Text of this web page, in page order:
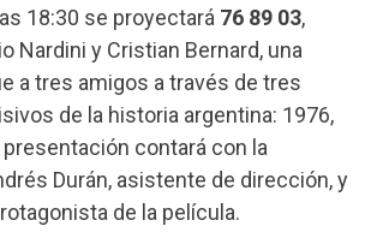
18:30 se proyectará 76 89 03,
Nardini y Cristian Bernard, una
a tres amigos a través de tres
de la historia argentina: 1976,
presentación contará con la
Durán, asistente de dirección, y
de la película.